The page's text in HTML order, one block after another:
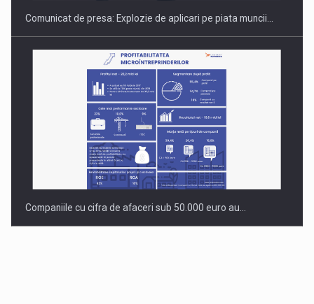
Comunicat de presa: Explozie de aplicari pe piata muncii…
Companiile cu cifra de afaceri sub 50.000 euro au…